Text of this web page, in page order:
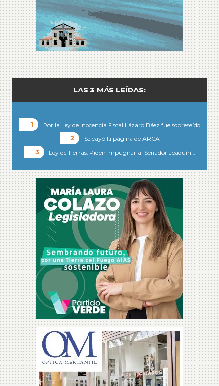
LAS 3 MÁS LEÍDAS:
Por la Ley de Inocencia Fiscal Lázaro Báez fue sobreseído
Se cayó la página de ARCA
Ley de Tierras: Piden impugnar al Senador Joaquín…